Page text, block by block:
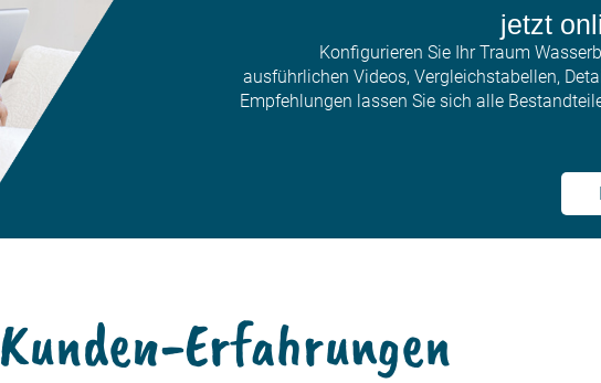
jetzt
Konfigurieren Sie Ihr Traum
ausführlichen Videos, Vergleichstabellen,
Empfehlungen lassen Sie sich alle
Kunden-Erfahrungen